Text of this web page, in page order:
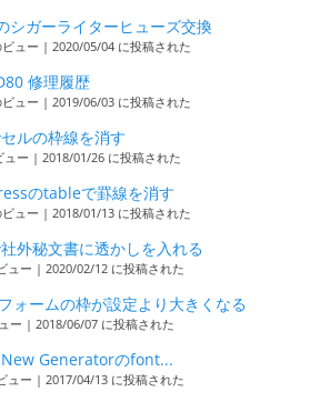
シガーライターヒューズ交換
ュー | 2020/05/04 に投稿された
修理履歴
ュー | 2019/06/03 に投稿された
ルの枠線を消す
ュー | 2018/01/26 に投稿された
のtableで罫線を消す
ュー | 2018/01/13 に投稿された
外秘文書に透かしを入れる
ュー | 2020/02/12 に投稿された
ォームの枠が設定より大きくなる
ー | 2018/06/07 に投稿された
New Generatorのfont...
ュー | 2017/04/13 に投稿された